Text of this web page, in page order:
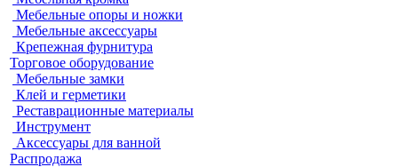
Мебельные опоры и ножки
Мебельные аксессуары
Крепежная фурнитура
Торговое оборудование
Мебельные замки
Клей и герметики
Реставрационные материалы
Инструмент
Аксессуары для ванной
Распродажа